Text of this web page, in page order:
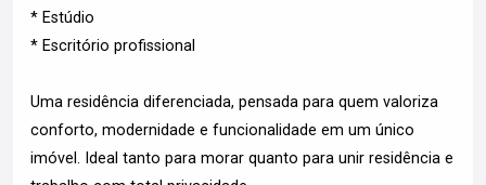
* Estúdio
* Escritório profissional
Uma residência diferenciada, pensada para quem valoriza
conforto, modernidade e funcionalidade em um único
imóvel. Ideal tanto para morar quanto para unir residência e